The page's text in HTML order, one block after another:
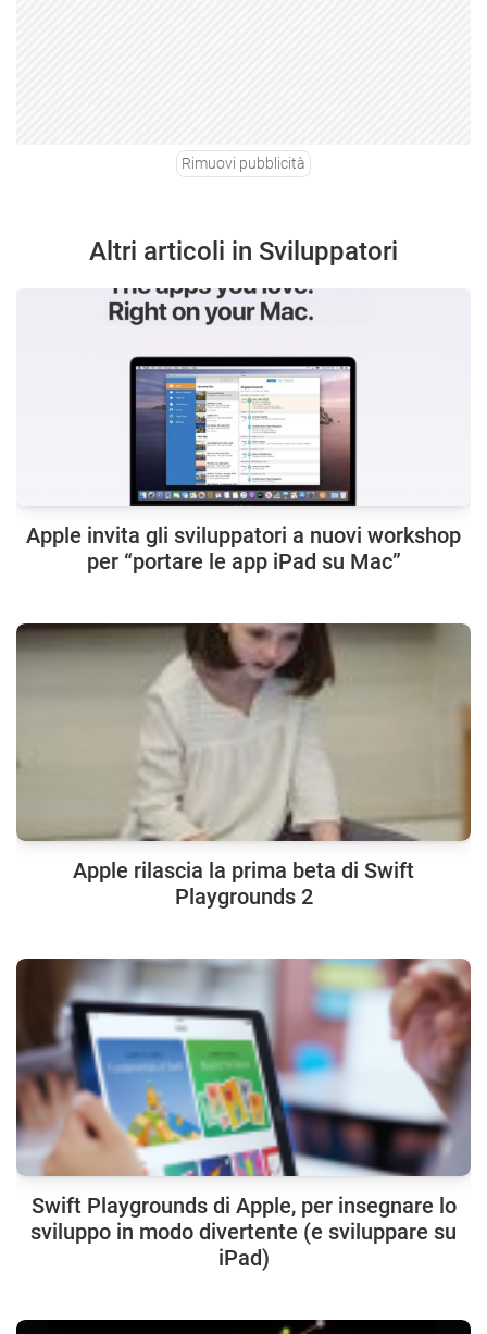
Rimuovi pubblicità
Altri articoli in Sviluppatori
Apple invita gli sviluppatori a nuovi workshop
per “portare le app iPad su Mac”
Apple rilascia la prima beta di Swift
Playgrounds 2
Swift Playgrounds di Apple, per insegnare lo
sviluppo in modo divertente (e sviluppare su
iPad)